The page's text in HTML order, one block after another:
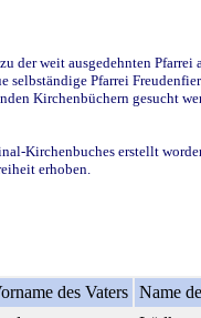
der weit ausgedehnten
selbständige Pfarrei
Kirchenbüchern gesucht
Kirchenbuches erstellt
erhoben.
des Vaters Name